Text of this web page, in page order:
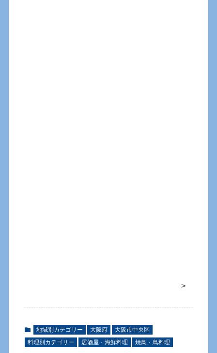
>
地域別カテゴリー 大阪府
大阪市中央区
料理別カテゴリー
居酒屋・海鮮料理 焼鳥・鳥料理